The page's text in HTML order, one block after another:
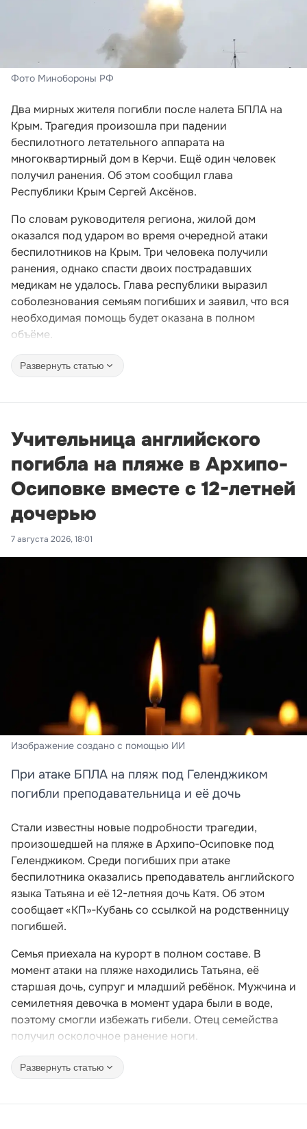
Фото Минобороны РФ
Два мирных жителя погибли после налета БПЛА на
Крым. Трагедия произошла при падении
беспилотного летательного аппарата на
многоквартирный дом в Керчи. Ещё один человек
получил ранения. Об этом сообщил глава
Республики Крым Сергей Аксёнов.
По словам руководителя региона, жилой дом
оказался под ударом во время очередной атаки
беспилотников на Крым. Три человека получили
ранения, однако спасти двоих пострадавших
медикам не удалось. Глава республики выразил
соболезнования семьям погибших и заявил, что вся
необходимая помощь будет оказана в полном
объёме.
Развернуть статью
Учительница английского
погибла на пляже в Архипо-
Осиповке вместе с 12-летней
дочерью
7 августа 2026, 18:01
Изображение создано с помощью ИИ
При атаке БПЛА на пляж под Геленджиком
погибли преподавательница и её дочь
Стали известны новые подробности трагедии,
произошедшей на пляже в Архипо‑Осиповке под
Геленджиком. Среди погибших при атаке
беспилотника оказались преподаватель английского
языка Татьяна и её 12-летняя дочь Катя. Об этом
сообщает «КП»‑Кубань со ссылкой на родственницу
погибшей.
Семья приехала на курорт в полном составе. В
момент атаки на пляже находились Татьяна, её
старшая дочь, супруг и младший ребёнок. Мужчина и
семилетняя девочка в момент удара были в воде,
поэтому смогли избежать гибели. Отец семейства
получил осколочное ранение ноги.
Развернуть статью